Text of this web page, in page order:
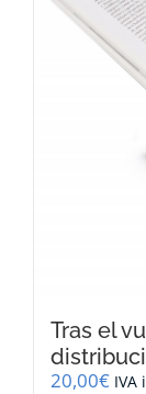
Tras el
20,00€ IVA